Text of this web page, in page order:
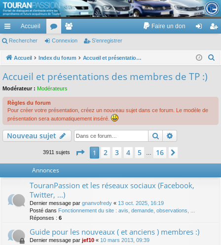
TouranPassion
Le forum des propriétaires ou futurs acquéreurs du Volkswagen Touran
cc
ès
pi
de
Accueil
or
u
e
m
Faire un don
ne nr
Rechercher Connexion S’enregistrer
Accueil Index du forum Accueil et présentations des membres de TP :)
Accueil et présentations des membres de TP :)
Modérateur : Modérateurs
Règles du forum
Pour créer votre présentation, créez un nouveau sujet dans ce forum. Le modèle de
présentation sera automatiquement inséré.
Nouveau sujet Rechercher
3911 sujets Page 1 sur 16
1 2 3 4 5 16
Annonces
TouranPassion et les réseaux sociaux (Facebook,
Twitter, ...)
Dernier message par gnanvofredy « 13 oct. 2025, 16:19
Posté dans Fonctionnement du site : avis, demande, observations, ...
Réponses : 6
Guide pour les nouveaux ( et anciens ) membres :)
Dernier message par jef10 « 10 mars 2013, 09:39